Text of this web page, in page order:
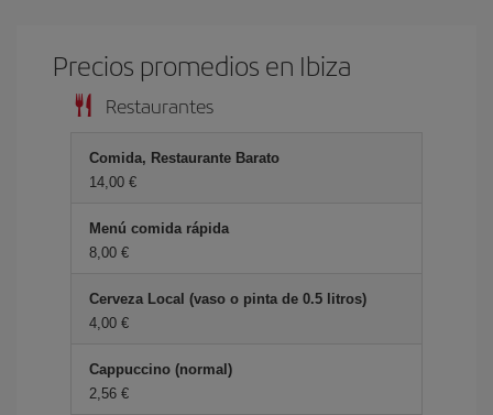
Precios promedios en Ibiza
Restaurantes
Comida, Restaurante Barato
14,00 €
Menú comida rápida
8,00 €
Cerveza Local (vaso o pinta de 0.5 litros)
4,00 €
Cappuccino (normal)
2,56 €